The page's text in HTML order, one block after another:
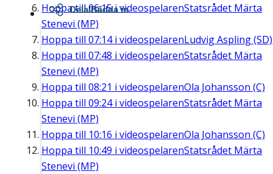
Hoppa till06:15i videospelarenStatsrådet Märta
Stenevi (MP)
Hoppa till 07:14i videospelarenLudvig Aspling (SD)
Hoppa till 07:48 i videospelarenStatsrådet Märta
Stenevi (MP)
Hoppa till 08:21 i videospelarenOla Johansson (C)
Hoppa till 09:24i videospelarenStatsrådet Märta
Stenevi (MP)
Hoppa till 10:16 i videospelarenOla Johansson (C)
Hoppa till 10:49 i videospelarenStatsrådet Märta
Stenevi (MP)
Dela/Bädda in